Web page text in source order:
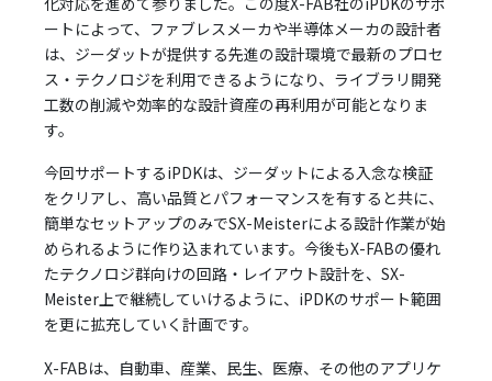
ートによって、ファブレスメーカや半導体メーカの設計者
は、ジーダットが提供する先進の設計環境で最新のプロセ
ス・テクノロジを利用できるようになり、ライブラリ開発
工数の削減や効率的な設計資産の再利用が可能となりま
す。
今回サポートするiPDKは、ジーダットによる入念な検証
をクリアし、高い品質とパフォーマンスを有すると共に、
簡単なセットアップのみでSX-Meisterによる設計作業が始
められるように作り込まれています。今後もX-FABの優れ
たテクノロジ群向けの回路・レイアウト設計を、SX-
Meister上で継続していけるように、iPDKのサポート範囲
を更に拡充していく計画です。
X-FABは、自動車、産業、民生、医療、その他のアプリケ